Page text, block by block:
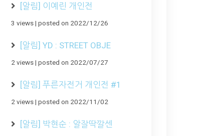
[알림] 이예린 개인전
3 views| posted on 2022/12/26
[알림] YD : STREET OBJE
2 views| posted on 2022/07/27
[알림] 푸른자전거 개인전 #1
2 views| posted on 2022/11/02
[알림] 박현순 : 알잘딱깔센